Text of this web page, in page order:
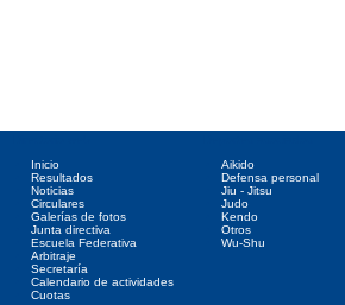
Inicio
Resultados
Noticias
Circulares
Galerías de fotos
Junta directiva
Escuela Federativa
Arbitraje
Secretaría
Calendario de actividades
Cuotas
Aikido
Defensa personal
Jiu - Jitsu
Judo
Kendo
Otros
Wu-Shu